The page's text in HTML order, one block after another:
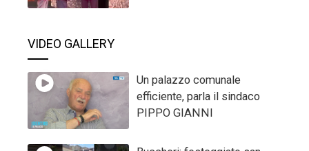
VIDEO GALLERY
Un palazzo comunale
efficiente, parla il sindaco
PIPPO GIANNI